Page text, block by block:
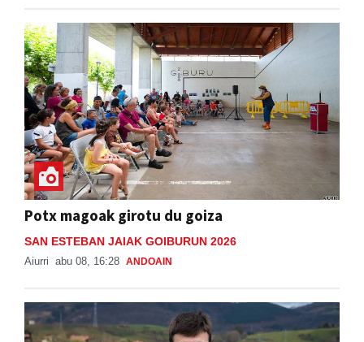
Potx magoak girotu du goiza
SAN ESTEBAN JAIAK GOIBURUN 2026
Aiurri abu 08, 16:28 ANDOAIN